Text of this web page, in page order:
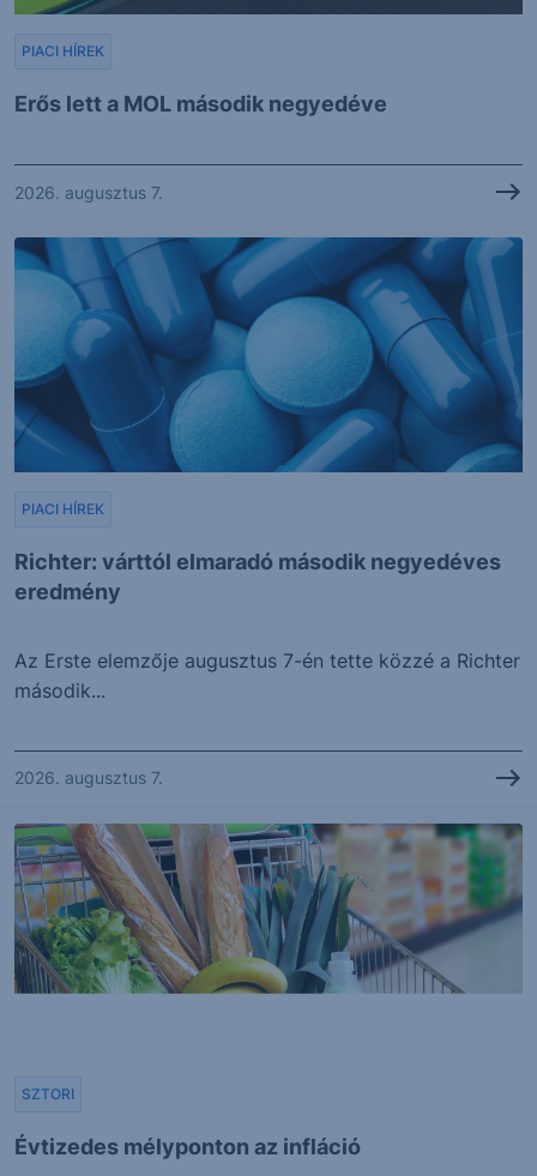
Erős lett a MOL második negyedéve
PIACI HÍREK
2026. augusztus 7.
Richter: várttól elmaradó második negyedéves
eredmény
PIACI HÍREK
Az Erste elemzője augusztus 7-én tette közzé a Richter
második...
2026. augusztus 7.
Évtizedes mélyponton az infláció
SZTORI